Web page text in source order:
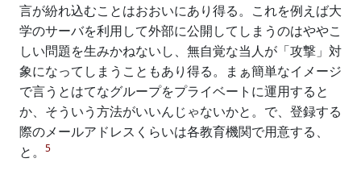
言が紛れ込むことはおおいにあり得る。これを例えば大
学のサーバを利用して外部に公開してしまうのはややこ
しい問題を生みかねないし、無自覚な当人が「攻撃」対
象になってしまうこともあり得る。まぁ簡単なイメージ
で言うとはてなグループをプライベートに運用すると
か、そういう方法がいいんじゃないかと。で、登録する
際のメールアドレスくらいは各教育機関で用意する、
と。
5